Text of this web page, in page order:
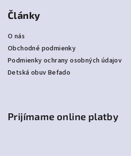
Články
O nás
Obchodné podmienky
Podmienky ochrany osobných údajov
Detská obuv Befado
Prijímame online platby